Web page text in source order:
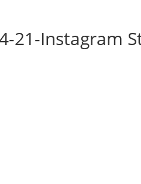
21-Instagram